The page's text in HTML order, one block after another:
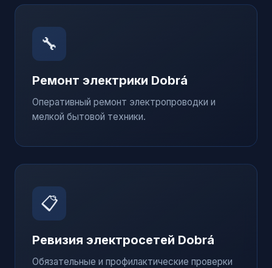
🔧
Ремонт электрики Dobrá
Оперативный ремонт электропроводки и
мелкой бытовой техники.
📋
Ревизия электросетей Dobrá
Обязательные и профилактические проверки